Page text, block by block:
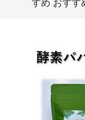
すめ おすす